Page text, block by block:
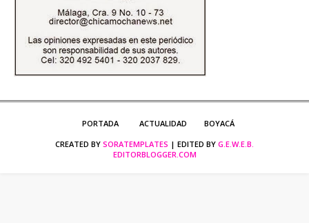
PORTADA ACTUALIDAD
BOYACÁ
CREATED BY SORATEMPLATES | EDITED BY G.E.W.E.B.
EDITORBLOGGER.COM